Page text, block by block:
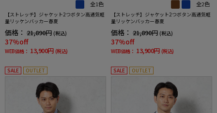
全1色
【ストレッチ】ジャケット2つボタン高通気軽
量リッケンバッカー春夏
価格： 21,890円 (税込)
37%off
WEB価格： 13,900円 (税込)
全2色
【ストレッチ】ジャケット2つボタン高通気軽
量リッケンバッカー春夏
価格： 21,890円 (税込)
37%off
WEB価格： 13,900円 (税込)
SALE OUTLET SALE OUTLET